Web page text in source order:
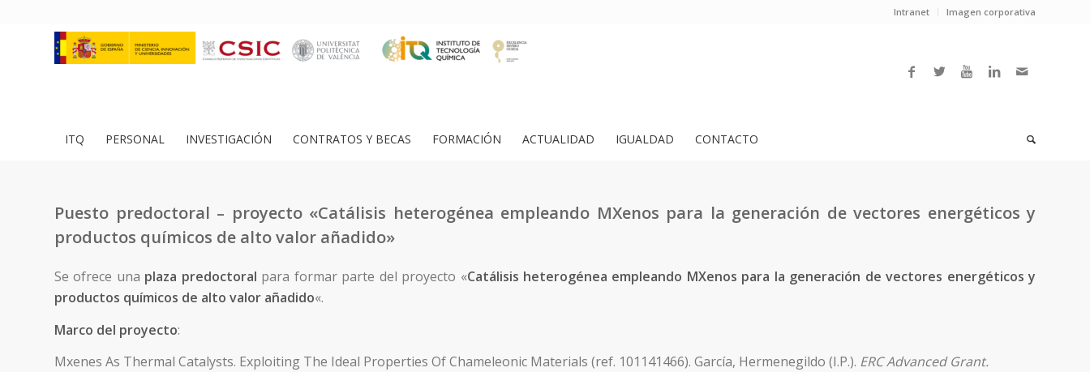
Intranet Imagen corporativa
ITQ PERSONAL INVESTIGACIÓN CONTRATOS Y BECAS FORMACIÓN ACTUALIDAD IGUALDAD CONTACTO
Puesto predoctoral – proyecto «Catálisis heterogénea empleando MXenos para la generación de vectores energéticos y
productos químicos de alto valor añadido»
Se ofrece una plaza predoctoral para formar parte del proyecto «Catálisis heterogénea empleando MXenos para la generación de vectores energéticos y
productos químicos de alto valor añadido«.
Marco del proyecto:
Mxenes As Thermal Catalysts. Exploiting The Ideal Properties Of Chameleonic Materials (ref. 101141466). García, Hermenegildo (I.P.). ERC Advanced Grant.